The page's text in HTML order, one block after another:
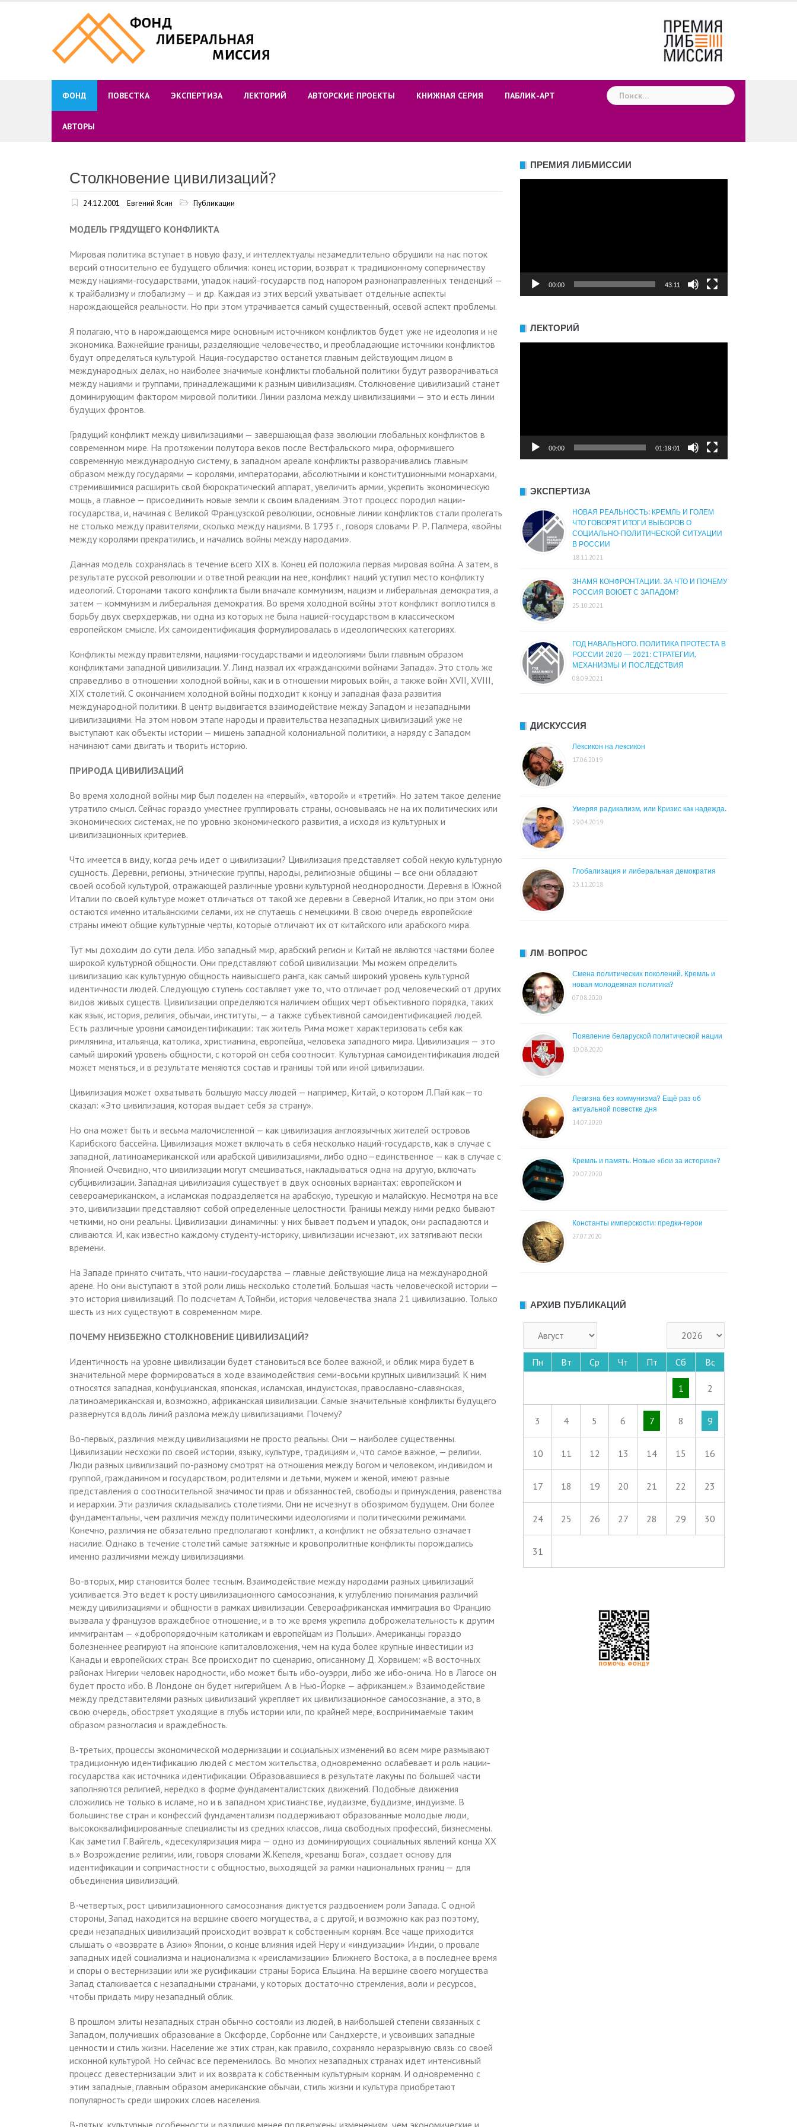
ФОНД ПОВЕСТКА ЭКСПЕРТИЗА ЛЕКТОРИЙ АВТОРСКИЕ ПРОЕКТЫ КНИЖНАЯ СЕРИЯ ПАБЛИК-АРТ
АВТОРЫ
Найти:
Столкновение цивилизаций?
24.12.2001 Евгений Ясин Публикации
МОДЕЛЬ ГРЯДУЩЕГО КОНФЛИКТА
Мировая политика вступает в новую фазу, и интеллектуалы незамедлительно обрушили на нас поток
версий относительно ее будущего обличия: конец истории, возврат к традиционному соперничеству
между нациями-государствами, упадок наций-государств под напором разнонаправленных тенденций —
к трайбализму и глобализму — и др. Каждая из этих версий ухватывает отдельные аспекты
нарождающейся реальности. Но при этом утрачивается самый существенный, осевой аспект проблемы.
Я полагаю, что в нарождающемся мире основным источником конфликтов будет уже не идеология и не
экономика. Важнейшие границы, разделяющие человечество, и преобладающие источники конфликтов
будут определяться культурой. Нация-государство останется главным действующим лицом в
международных делах, но наиболее значимые конфликты глобальной политики будут разворачиваться
между нациями и группами, принадлежащими к разным цивилизациям. Столкновение цивилизаций станет
доминирующим фактором мировой политики. Линии разлома между цивилизациями — это и есть линии
будущих фронтов.
Грядущий конфликт между цивилизациями — завершающая фаза эволюции глобальных конфликтов в
современном мире. На протяжении полутора веков после Вестфальского мира, оформившего
современную международную систему, в западном ареале конфликты разворачивались главным
образом между государями — королями, императорами, абсолютными и конституционными монархами,
стремившимися расширить свой бюрократический аппарат, увеличить армии, укрепить экономическую
мощь, а главное — присоединить новые земли к своим владениям. Этот процесс породил нации-
государства, и, начиная с Великой Французской революции, основные линии конфликтов стали пролегать
не столько между правителями, сколько между нациями. В 1793 г., говоря словами Р. Р. Палмера, «войны
между королями прекратились, и начались войны между народами».
Данная модель сохранялась в течение всего XIX в. Конец ей положила первая мировая война. А затем, в
результате русской революции и ответной реакции на нее, конфликт наций уступил место конфликту
идеологий. Сторонами такого конфликта были вначале коммунизм, нацизм и либеральная демократия, а
затем — коммунизм и либеральная демократия. Во время холодной войны этот конфликт воплотился в
борьбу двух сверхдержав, ни одна из которых не была нацией-государством в классическом
европейском смысле. Их самоидентификация формулировалась в идеологических категориях.
Конфликты между правителями, нациями-государствами и идеологиями были главным образом
конфликтами западной цивилизации. У. Линд назвал их «гражданскими войнами Запада». Это столь же
справедливо в отношении холодной войны, как и в отношении мировых войн, а также войн XVII, XVIII,
XIX столетий. С окончанием холодной войны подходит к концу и западная фаза развития
международной политики. В центр выдвигается взаимодействие между Западом и незападными
цивилизациями. На этом новом этапе народы и правительства незападных цивилизаций уже не
выступают как объекты истории — мишень западной колониальной политики, а наряду с Западом
начинают сами двигать и творить историю.
ПРИРОДА ЦИВИЛИЗАЦИЙ
Во время холодной войны мир был поделен на «первый», «второй» и «третий». Но затем такое деление
утратило смысл. Сейчас гораздо уместнее группировать страны, основываясь не на их политических или
экономических системах, не по уровню экономического развития, а исходя из культурных и
цивилизационных критериев.
Что имеется в виду, когда речь идет о цивилизации? Цивилизация представляет собой некую культурную
сущность. Деревни, регионы, этнические группы, народы, религиозные общины — все они обладают
своей особой культурой, отражающей различные уровни культурной неоднородности. Деревня в Южной
Италии по своей культуре может отличаться от такой же деревни в Северной Италик, но при этом они
остаются именно итальянскими селами, их не спутаешь с немецкими. В свою очередь европейские
страны имеют общие культурные черты, которые отличают их от китайского или арабского мира.
Тут мы доходим до сути дела. Ибо западный мир, арабский регион и Китай не являются частями более
широкой культурной общности. Они представляют собой цивилизации. Мы можем определить
цивилизацию как культурную общность наивысшего ранга, как самый широкий уровень культурной
идентичности людей. Следующую ступень составляет уже то, что отличает род человеческий от других
видов живых существ. Цивилизации определяются наличием общих черт объективного порядка, таких
как язык, история, религия, обычаи, институты, — а также субъективной самоидентификацией людей.
Есть различные уровни самоидентификации: так житель Рима может характеризовать себя как
римлянина, итальянца, католика, христианина, европейца, человека западного мира. Цивилизация — это
самый широкий уровень общности, с которой он себя соотносит. Культурная самоидентификация людей
может меняться, и в результате меняются состав и границы той или иной цивилизации.
Цивилизация может охватывать большую массу людей — например, Китай, о котором Л.Пай как—то
сказал: «Это цивилизация, которая выдает себя за страну».
Но она может быть и весьма малочисленной — как цивилизация англоязычных жителей островов
Карибского бассейна. Цивилизация может включать в себя несколько наций-государств, как в случае с
западной, латиноамериканской или арабской цивилизациями, либо одно—единственное — как в случае с
Японией. Очевидно, что цивилизации могут смешиваться, накладываться одна на другую, включать
субцивилизации. Западная цивилизация существует в двух основных вариантах: европейском и
североамериканском, а исламская подразделяется на арабскую, турецкую и малайскую. Несмотря на все
это, цивилизации представляют собой определенные целостности. Границы между ними редко бывают
четкими, но они реальны. Цивилизации динамичны: у них бывает подъем и упадок, они распадаются и
сливаются. И, как известно каждому студенту-историку, цивилизации исчезают, их затягивают пески
времени.
На Западе принято считать, что нации-государства — главные действующие лица на международной
арене. Но они выступают в этой роли лишь несколько столетий. Большая часть человеческой истории —
это история цивилизаций. По подсчетам А.Тойнби, история человечества знала 21 цивилизацию. Только
шесть из них существуют в современном мире.
ПОЧЕМУ НЕИЗБЕЖНО СТОЛКНОВЕНИЕ ЦИВИЛИЗАЦИЙ?
Идентичность на уровне цивилизации будет становиться все более важной, и облик мира будет в
значительной мере формироваться в ходе взаимодействия семи-восьми крупных цивилизаций. К ним
относятся западная, конфуцианская, японская, исламская, индуистская, православно-славянская,
латиноамериканская и, возможно, африканская цивилизации. Самые значительные конфликты будущего
развернутся вдоль линий разлома между цивилизациями. Почему?
Во-первых, различия между цивилизациями не просто реальны. Они — наиболее существенны.
Цивилизации несхожи по своей истории, языку, культуре, традициям и, что самое важное, — религии.
Люди разных цивилизаций по-разному смотрят на отношения между Богом и человеком, индивидом и
группой, гражданином и государством, родителями и детьми, мужем и женой, имеют разные
представления о соотносительной значимости прав и обязанностей, свободы и принуждения, равенства
и иерархии. Эти различия складывались столетиями. Они не исчезнут в обозримом будущем. Они более
фундаментальны, чем различия между политическими идеологиями и политическими режимами.
Конечно, различия не обязательно предполагают конфликт, а конфликт не обязательно означает
насилие. Однако в течение столетий самые затяжные и кровопролитные конфликты порождались
именно различиями между цивилизациями.
Во-вторых, мир становится более тесным. Взаимодействие между народами разных цивилизаций
усиливается. Это ведет к росту цивилизационного самосознания, к углублению понимания различий
между цивилизациями и общности в рамках цивилизации. Североафриканская иммиграция во Францию
вызвала у французов враждебное отношение, и в то же время укрепила доброжелательность к другим
иммигрантам — «добропорядочным католикам и европейцам из Польши». Американцы гораздо
болезненнее реагируют на японские капиталовложения, чем на куда более крупные инвестиции из
Канады и европейских стран. Все происходит по сценарию, описанному Д. Хорвицем: «В восточных
районах Нигерии человек народности, ибо может быть ибо-оуэрри, либо же ибо-онича. Но в Лагосе он
будет просто ибо. В Лондоне он будет нигерийцем. А в Нью-Йорке — африканцем.» Взаимодействие
между представителями разных цивилизаций укрепляет их цивилизационное самосознание, а это, в
свою очередь, обостряет уходящие в глубь истории или, по крайней мере, воспринимаемые таким
образом разногласия и враждебность.
В-третьих, процессы экономической модернизации и социальных изменений во всем мире размывают
традиционную идентификацию людей с местом жительства, одновременно ослабевает и роль нации-
государства как источника идентификации. Образовавшиеся в результате лакуны по большей части
заполняются религией, нередко в форме фундаменталистских движений. Подобные движения
сложились не только в исламе, но и в западном христианстве, иудаизме, буддизме, индуизме. В
большинстве стран и конфессий фундаментализм поддерживают образованные молодые люди,
высококвалифицированные специалисты из средних классов, лица свободных профессий, бизнесмены.
Как заметил Г.Вайгель, «десекуляризация мира — одно из доминирующих социальных явлений конца XX
в.» Возрождение религии, или, говоря словами Ж.Кепеля, «реванш Бога», создает основу для
идентификации и сопричастности с общностью, выходящей за рамки национальных границ — для
объединения цивилизаций.
В-четвертых, рост цивилизационного самосознания диктуется раздвоением роли Запада. С одной
стороны, Запад находится на вершине своего могущества, а с другой, и возможно как раз поэтому,
среди незападных цивилизаций происходит возврат к собственным корням. Все чаще приходится
слышать о «возврате в Азию» Японии, о конце влияния идей Неру и «индуизации» Индии, о провале
западных идей социализма и национализма к «реисламизации» Ближнего Востока, а в последнее время
и споры о вестернизации или же русификации страны Бориса Ельцина. На вершине своего могущества
Запад сталкивается с незападными странами, у которых достаточно стремления, воли и ресурсов,
чтобы придать миру незападный облик.
В прошлом элиты незападных стран обычно состояли из людей, в наибольшей степени связанных с
Западом, получивших образование в Оксфорде, Сорбонне или Сандхерсте, и усвоивших западные
ценности и стиль жизни. Население же этих стран, как правило, сохраняло неразрывную связь со своей
исконной культурой. Но сейчас все переменилось. Во многих незападных странах идет интенсивный
процесс девестернизации элит и их возврата к собственным культурным корням. И одновременно с
этим западные, главным образом американские обычаи, стиль жизни и культура приобретают
популярность среди широких слоев населения.
В-пятых, культурные особенности и различия менее подвержены изменениям, чем экономические и
ПРЕМИЯ ЛИБМИССИИ
00:00 43:11
ЛЕКТОРИЙ
00:00 01:19:01
ЭКСПЕРТИЗА
НОВАЯ РЕАЛЬНОСТЬ: КРЕМЛЬ И ГОЛЕМ
ЧТО ГОВОРЯТ ИТОГИ ВЫБОРОВ О
СОЦИАЛЬНО-ПОЛИТИЧЕСКОЙ СИТУАЦИИ
В РОССИИ
18.11.2021
ЗНАМЯ КОНФРОНТАЦИИ. ЗА ЧТО И ПОЧЕМУ
РОССИЯ ВОЮЕТ С ЗАПАДОМ?
25.10.2021
ГОД НАВАЛЬНОГО. ПОЛИТИКА ПРОТЕСТА В
РОССИИ 2020 — 2021: СТРАТЕГИИ,
МЕХАНИЗМЫ И ПОСЛЕДСТВИЯ
08.09.2021
ДИСКУССИЯ
Лексикон на лексикон
17.06.2019
Умеряя радикализм, или Кризис как надежда.
29.04.2019
Глобализация и либеральная демократия
23.11.2018
ЛМ-ВОПРОС
Смена политических поколений. Кремль и
новая молодежная политика?
07.08.2020
Появление беларуской политической нации
10.08.2020
Левизна без коммунизма? Ещё раз об
актуальной повестке дня
14.07.2020
Кремль и память. Новые «бои за историю»?
20.07.2020
Константы имперскости: предки-герои
27.07.2020
АРХИВ ПУБЛИКАЦИЙ
Пн Вт Ср Чт Пт Сб Вс
1 2
3 4 5 6 7 8 9
10 11 12 13 14 15 16
17 18 19 20 21 22 23
24 25 26 27 28 29 30
31